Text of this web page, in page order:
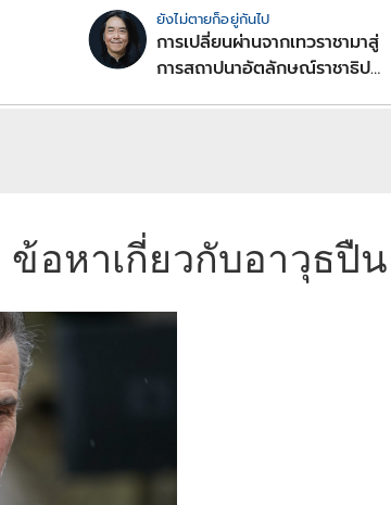
ยังไม่ตายก็อยู่กันไป
การเปลี่ยนผ่านจากเทวราชามาสู่
การสถาปนาอัตลักษณ์ราชาธิป
ข้อหาเกี่ยวกับอาวุธปืน